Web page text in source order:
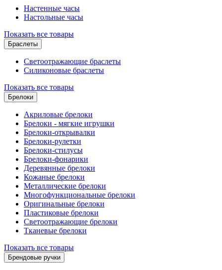
Настенные часы
Настольные часы
Показать все товары
Браслеты
Светоотражающие браслеты
Силиконовые браслеты
Показать все товары
Брелоки
Акриловые брелоки
Брелоки - мягкие игрушки
Брелоки-открывалки
Брелоки-рулетки
Брелоки-стилусы
Брелоки-фонарики
Деревянные брелоки
Кожаные брелоки
Металлические брелоки
Многофункциональные брелоки
Оригинальные брелоки
Пластиковые брелоки
Светоотражающие брелоки
Тканевые брелоки
Показать все товары
Брендовые ручки